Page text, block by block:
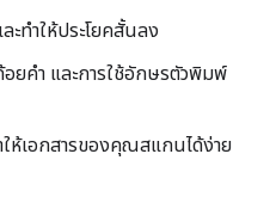
ะทำให้ประโยคสั้นลง
อยคำ และการใช้อักษรตัวพิมพ์
ให้เอกสารของคุณสแกนได้ง่าย